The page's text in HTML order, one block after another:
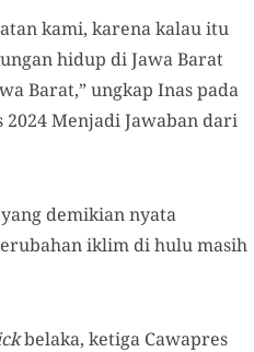
kami, karena kalau itu
hidup di Jawa Barat
Barat,” ungkap Inas pada
Menjadi Jawaban dari
demikian nyata
iklim di hulu masih
belaka, ketiga Cawapres